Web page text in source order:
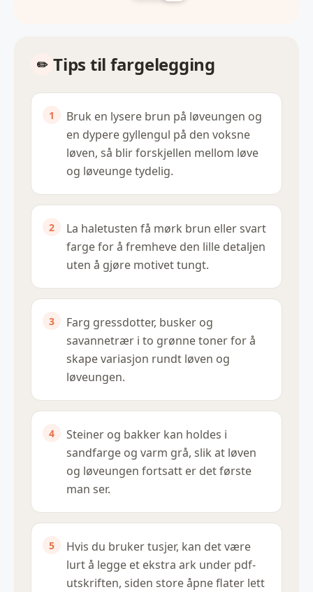
Tips til fargelegging
Bruk en lysere brun på løveungen og
en dypere gyllengul på den voksne
løven, så blir forskjellen mellom løve
og løveunge tydelig.
La haletusten få mørk brun eller svart
farge for å fremheve den lille detaljen
uten å gjøre motivet tungt.
Farg gressdotter, busker og
savannetrær i to grønne toner for å
skape variasjon rundt løven og
løveungen.
Steiner og bakker kan holdes i
sandfarge og varm grå, slik at løven
og løveungen fortsatt er det første
man ser.
Hvis du bruker tusjer, kan det være
lurt å legge et ekstra ark under pdf-
utskriften, siden store åpne flater lett